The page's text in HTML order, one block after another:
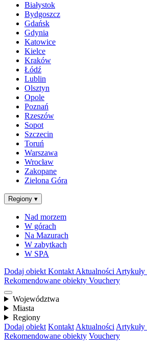
Białystok
Bydgoszcz
Gdańsk
Gdynia
Katowice
Kielce
Kraków
Łódź
Lublin
Olsztyn
Opole
Poznań
Rzeszów
Sopot
Szczecin
Toruń
Warszawa
Wrocław
Zakopane
Zielona Góra
Regiony ▾
Nad morzem
W górach
Na Mazurach
W zabytkach
W SPA
Dodaj obiekt Kontakt Aktualności Artykuły
Rekomendowane obiekty Vouchery
Województwa
Miasta
Regiony
Dodaj obiekt Kontakt Aktualności Artykuły
Rekomendowane obiekty Vouchery